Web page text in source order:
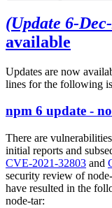
(Update 6-
available
Updates are now
lines for the following
npm 6 update -
There are
initial reports and
CVE-2021-32803 and
security review of
have resulted in the
node-tar: